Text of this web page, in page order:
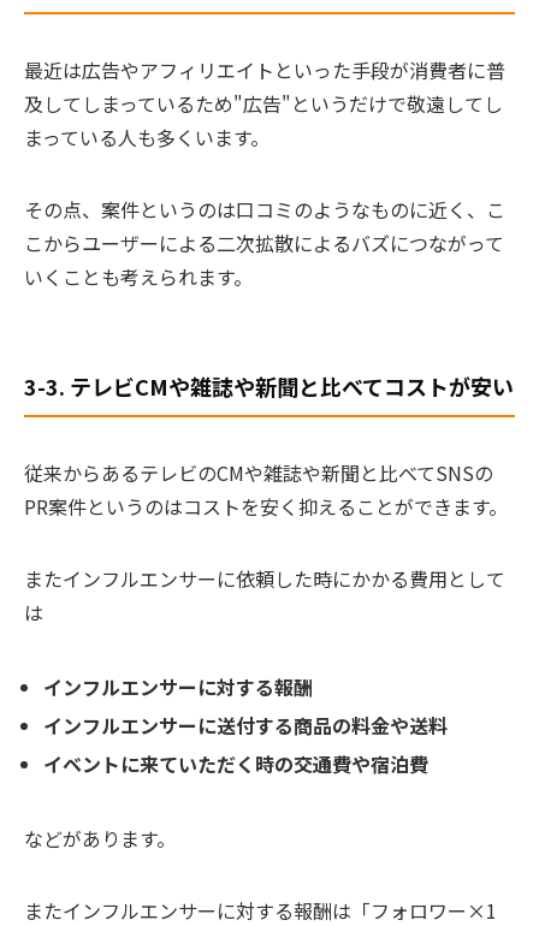
最近は広告やアフィリエイトといった手段が消費者に普
及してしまっているため"広告"というだけで敬遠してし
まっている人も多くいます。
その点、案件というのは口コミのようなものに近く、こ
こからユーザーによる二次拡散によるバズにつながって
いくことも考えられます。
3-3. テレビCMや雑誌や新聞と比べてコストが安い
従来からあるテレビのCMや雑誌や新聞と比べてSNSの
PR案件というのはコストを安く抑えることができます。
またインフルエンサーに依頼した時にかかる費用として
は
インフルエンサーに対する報酬
インフルエンサーに送付する商品の料金や送料
イベントに来ていただく時の交通費や宿泊費
などがあります。
またインフルエンサーに対する報酬は「フォロワー×1